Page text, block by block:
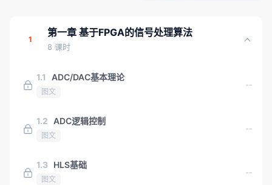
1
第一章 基于FPGA的信号处理算法
8 课时
1.1 ADC/DAC基本理论
图文
--
1.2 ADC逻辑控制
图文
--
1.3 HLS基础
图文
--